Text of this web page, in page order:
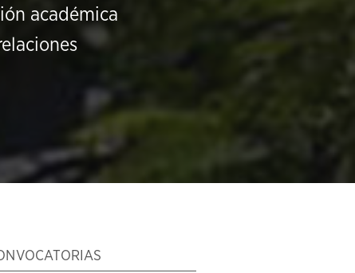
académica